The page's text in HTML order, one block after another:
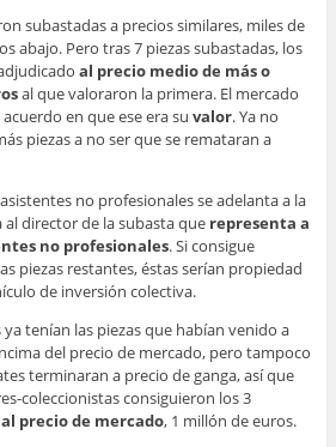
subastadas a precios similares, miles de
abajo. Pero tras 7 piezas subastadas, los
al precio medio de más o
al que valoraron la primera. El mercado
en que ese era su valor. Ya no
piezas a no ser que se remataran a
no profesionales se adelanta a la
director de la subasta que representa a
no profesionales. Si consigue
piezas restantes, éstas serían propiedad
de inversión colectiva.
tenían las piezas que habían venido a
del precio de mercado, pero tampoco
terminaran a precio de ganga, así que
coleccionistas consiguieron los 3
al precio de mercado, 1 millón de euros.